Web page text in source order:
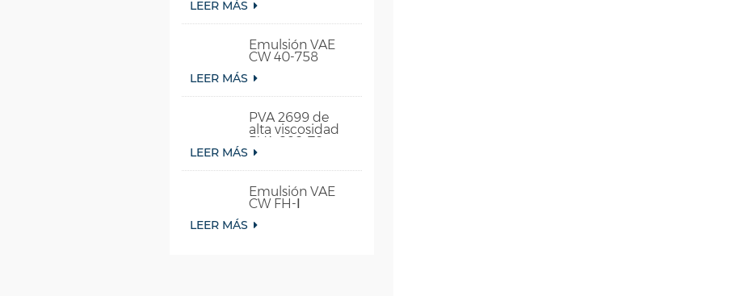
LEER MÁS
Emulsión VAE
CW 40-758
LEER MÁS
PVA 2699 de
alta viscosidad
PVA 098-78
para pegamento
LEER MÁS
Emulsión VAE
CW FH-Ⅰ
LEER MÁS